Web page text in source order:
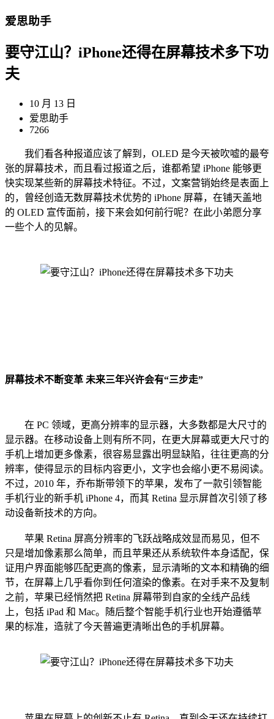
爱思助手
要守江山？iPhone还得在屏幕技术多下功
夫
10 月 13 日
爱思助手
7266
我们看各种报道应该了解到，OLED 是今天被吹嘘的最夸
张的屏幕技术，而且看过报道之后，谁都希望 iPhone 能够更
快实现某些新的屏幕技术特征。不过，文案营销始终是表面上
的，曾经创造无数屏幕技术优势的 iPhone 屏幕，在铺天盖地
的 OLED 宣传面前，接下来会如何前行呢？在此小弟愿分享
一些个人的见解。
屏幕技术不断变革 未来三年兴许会有“三步走”
在 PC 领域，更高分辨率的显示器，大多数都是大尺寸的
显示器。在移动设备上则有所不同，在更大屏幕或更大尺寸的
手机上增加更多像素，很容易显露出明显缺陷，往往更高的分
辨率，使得显示的目标内容更小，文字也会缩小更不易阅读。
不过，2010 年，乔布斯带领下的苹果，发布了一款引领智能
手机行业的新手机 iPhone 4，而其 Retina 显示屏首次引领了移
动设备新技术的方向。
苹果 Retina 屏高分辨率的飞跃战略成效显而易见，但不
只是增加像素那么简单，而且苹果还从系统软件本身适配，保
证用户界面能够匹配更高的像素，显示清晰的文本和精确的细
节，在屏幕上几乎看你到任何渲染的像素。在对手来不及复制
之前，苹果已经悄然把 Retina 屏幕带到自家的全线产品线
上，包括 iPad 和 Mac。随后整个智能手机行业也开始遵循苹
果的标准，造就了今天普遍更清晰出色的手机屏幕。